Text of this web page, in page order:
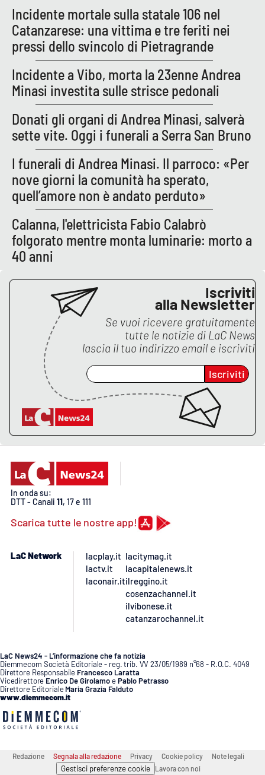
Buona Sanità Calabria
LA
CALABRIAVISIONE
Destinazioni
Eventi
Food
Storie
LAC
NETWORK
Lacplay.it
Lactv.it
Laconair.it
Lacitymag.it
Lacapitalenews.it
Ilreggino.it
Cosenzachannel.it
Catanzarochannel.it
Android
Incidente mortale sulla statale 106 nel
Catanzarese: una vittima e tre feriti nei
pressi dello svincolo di Pietragrande
Incidente a Vibo, morta la 23enne Andrea
Minasi investita sulle strisce pedonali
Donati gli organi di Andrea Minasi, salverà
sette vite. Oggi i funerali a Serra San Bruno
I funerali di Andrea Minasi. Il parroco: «Per
nove giorni la comunità ha sperato,
quell’amore non è andato perduto»
Calanna, l'elettricista Fabio Calabrò
folgorato mentre monta luminarie: morto a
40 anni
Iscriviti
alla Newsletter
Se vuoi ricevere gratuitamente
tutte le notizie di LaC News
lascia il tuo indirizzo email e iscriviti
Iscriviti
In onda su:
DTT - Canali 11, 17 e 111
Scarica tutte le nostre app!
LaC Network
lacplay.it
lactv.it
laconair.it
lacitymag.it
lacapitalenews.it
ilreggino.it
cosenzachannel.it
ilvibonese.it
catanzarochannel.it
LaC News24 - L’informazione che fa notizia
Diemmecom Società Editoriale - reg. trib. VV 23/05/1989 n°68 - R.O.C. 4049
Direttore Responsabile Francesco Laratta
Vicedirettore Enrico De GirolamoePablo Petrasso
Direttore Editoriale Maria Grazia Falduto
www.diemmecom.it
Redazione Segnala alla redazione Privacy Cookie policy Note legali
Gestisci preferenze cookie Lavora con noi